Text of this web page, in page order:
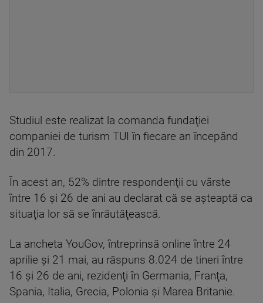
Studiul este realizat la comanda fundaţiei
companiei de turism TUI în fiecare an începând
din 2017.
În acest an, 52% dintre respondenţii cu vârste
între 16 şi 26 de ani au declarat că se aşteaptă ca
situaţia lor să se înrăutăţească.
La ancheta YouGov, întreprinsă online între 24
aprilie şi 21 mai, au răspuns 8.024 de tineri între
16 şi 26 de ani, rezidenţi în Germania, Franţa,
Spania, Italia, Grecia, Polonia şi Marea Britanie.